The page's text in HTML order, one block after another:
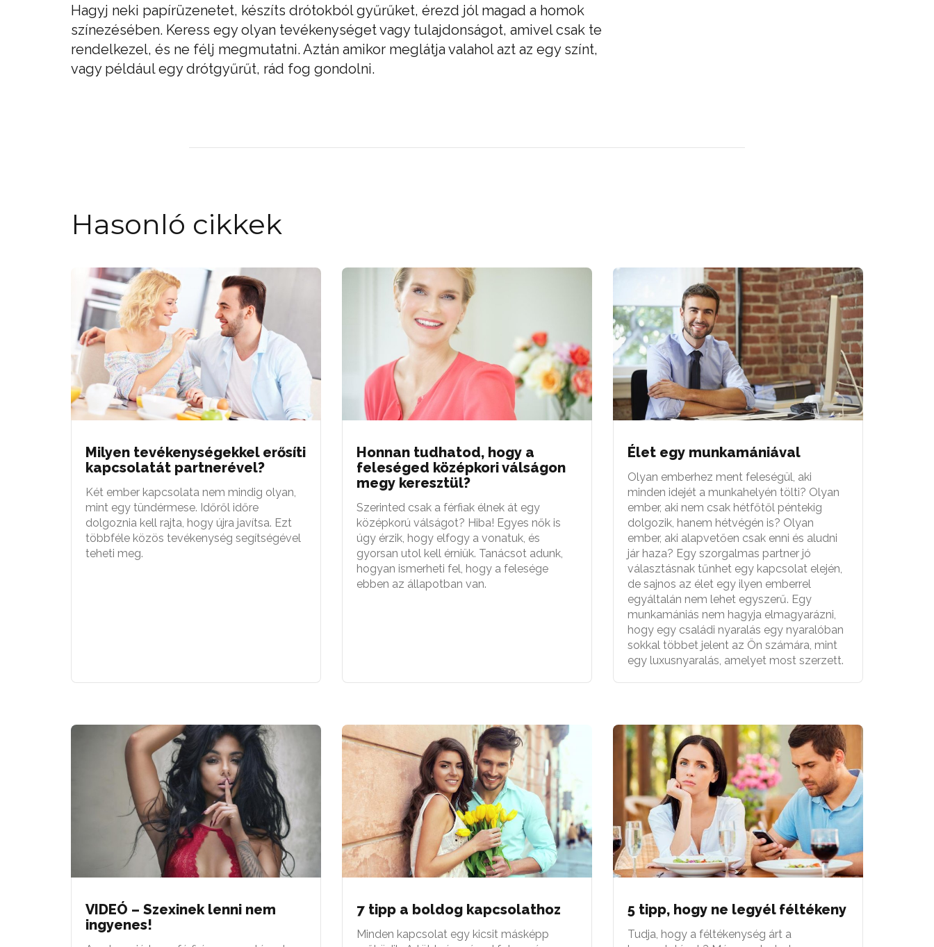
Hagyj neki papírüzenetet, készíts drótokból gyűrűket, érezd jól magad a homok
színezésében. Keress egy olyan tevékenységet vagy tulajdonságot, amivel csak te
rendelkezel, és ne félj megmutatni. Aztán amikor meglátja valahol azt az egy színt,
vagy például egy drótgyűrűt, rád fog gondolni.
Hasonló cikkek
Milyen tevékenységekkel erősíti
kapcsolatát partnerével?
Két ember kapcsolata nem mindig olyan,
mint egy tündérmese. Időről időre
dolgoznia kell rajta, hogy újra javítsa. Ezt
többféle közös tevékenység segítségével
teheti meg.
Honnan tudhatod, hogy a
feleséged középkori válságon
megy keresztül?
Szerinted csak a férfiak élnek át egy
középkorú válságot? Hiba! Egyes nők is
úgy érzik, hogy elfogy a vonatuk, és
gyorsan utol kell érniük. Tanácsot adunk,
hogyan ismerheti fel, hogy a felesége
ebben az állapotban van.
Élet egy munkamániával
Olyan emberhez ment feleségül, aki
minden idejét a munkahelyén tölti? Olyan
ember, aki nem csak hétfőtől péntekig
dolgozik, hanem hétvégén is? Olyan
ember, aki alapvetően csak enni és aludni
jár haza? Egy szorgalmas partner jó
választásnak tűnhet egy kapcsolat elején,
de sajnos az élet egy ilyen emberrel
egyáltalán nem lehet egyszerű. Egy
munkamániás nem hagyja elmagyarázni,
hogy egy családi nyaralás egy nyaralóban
sokkal többet jelent az Ön számára, mint
egy luxusnyaralás, amelyet most szerzett.
VIDEÓ – Szexinek lenni nem
ingyenes!
7 tipp a boldog kapcsolathoz
Minden kapcsolat egy kicsit másképp
5 tipp, hogy ne legyél féltékeny
Tudja, hogy a féltékenység árt a